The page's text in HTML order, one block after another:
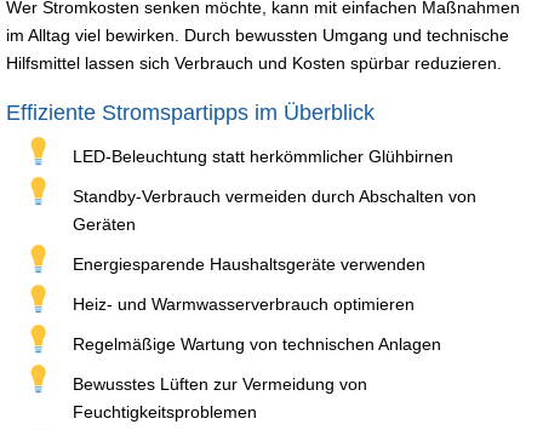
Wer Stromkosten senken möchte, kann mit einfachen Maßnahmen
im Alltag viel bewirken. Durch bewussten Umgang und technische
Hilfsmittel lassen sich Verbrauch und Kosten spürbar reduzieren.
Effiziente Stromspartipps im Überblick
LED-Beleuchtung statt herkömmlicher Glühbirnen
Standby-Verbrauch vermeiden durch Abschalten von
Geräten
Energiesparende Haushaltsgeräte verwenden
Heiz- und Warmwasserverbrauch optimieren
Regelmäßige Wartung von technischen Anlagen
Bewusstes Lüften zur Vermeidung von
Feuchtigkeitsproblemen